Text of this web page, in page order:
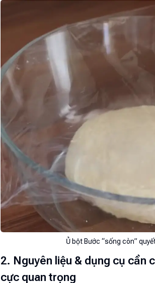
Ủ bột Bước “sống còn”
2. Nguyên liệu & dụng cụ cần
cực quan trọng